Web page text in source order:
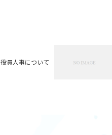
役員人事について